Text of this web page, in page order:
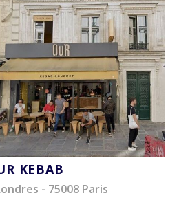
KEBAB
- 75008 Paris